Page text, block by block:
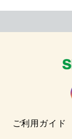
ご利用ガイド